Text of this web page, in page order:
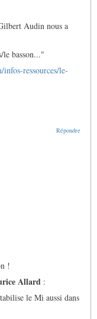
Audin nous a
basson..."
ressources/le-
Répondre
!
Allard :
le Mi aussi dans